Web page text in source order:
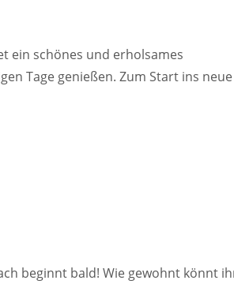
ein schönes und erholsames
Tage genießen. Zum Start ins neue
beginnt bald! Wie gewohnt könnt